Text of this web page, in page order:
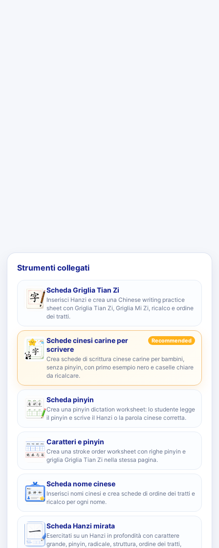
Strumenti collegati
Scheda Griglia Tian Zi
Inserisci Hanzi e crea una Chinese writing practice
sheet con Griglia Tian Zi, Griglia Mi Zi, ricalco e ordine
dei tratti.
Schede cinesi carine per
scrivere
Recommended
Crea schede di scrittura cinese carine per bambini,
senza pinyin, con primo esempio nero e caselle chiare
da ricalcare.
Scheda pinyin
Crea una pinyin dictation worksheet: lo studente legge
il pinyin e scrive il Hanzi o la parola cinese corretta.
Caratteri e pinyin
Crea una stroke order worksheet con righe pinyin e
griglia Griglia Tian Zi nella stessa pagina.
Scheda nome cinese
Inserisci nomi cinesi e crea schede di ordine dei tratti e
ricalco per ogni nome.
Scheda Hanzi mirata
Esercitati su un Hanzi in profondità con carattere
grande, pinyin, radicale, struttura, ordine dei tratti,